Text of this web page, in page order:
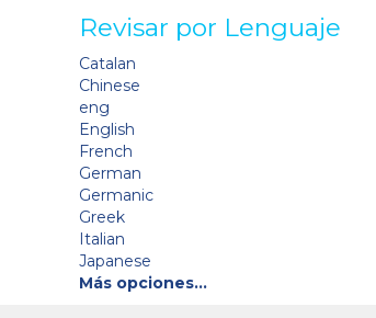
Revisar por Lenguaje
Catalan
Chinese
eng
English
French
German
Germanic
Greek
Italian
Japanese
Más opciones…